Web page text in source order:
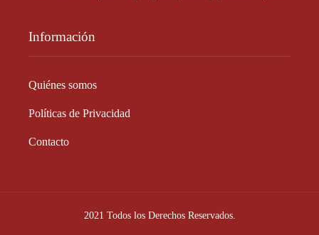
Información
Quiénes somos
Políticas de Privacidad
Contacto
2021 Todos los Derechos Reservados.